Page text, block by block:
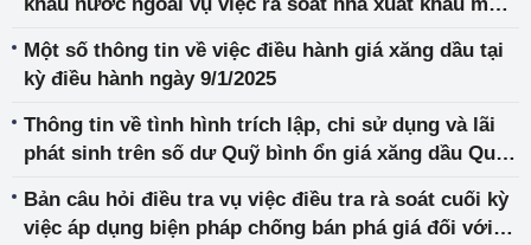
biện pháp phòng vệ thương mại đối với một số sản
phẩm đường mía
Một số thông tin về việc điều hành giá xăng dầu tại
kỳ điều hành ngày 9/1/2025
Thông tin về tình hình trích lập, chi sử dụng và lãi
phát sinh trên số dư Quỹ bình ổn giá xăng dầu Quý
Bản câu hỏi điều tra vụ việc điều tra rà soát cuối kỳ
việc áp dụng biện pháp chống bán phá giá đối với